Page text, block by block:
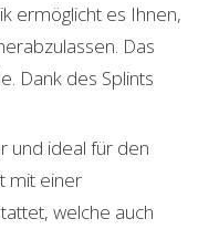
ermöglicht es Ihnen,
Das
Dank des Splints
und ideal für den
mit einer
welche auch